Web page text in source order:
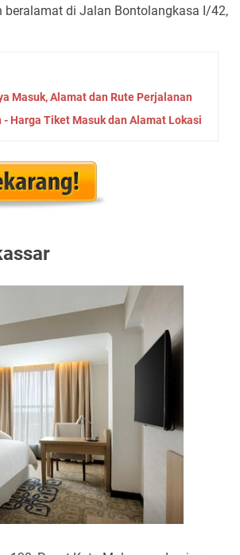
di Jalan Bontolangkasa I/42,
Masuk, Alamat dan Rute Perjalanan
Harga Tiket Masuk dan Alamat Lokasi